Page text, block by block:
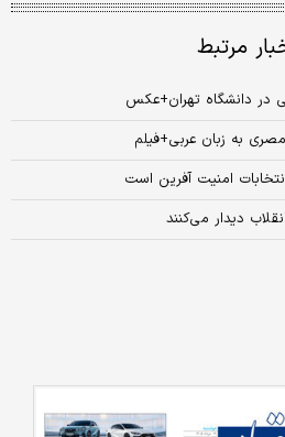
مرتبط
در دانشگاه تهران+عکس
به زبان عربی+فیلم
امنیت آفرین است
دیدار می‌کنند